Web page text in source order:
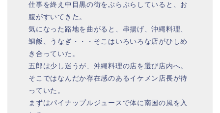
仕事を終え中目黒の街をぶらぶらしていると、お
腹がすいてきた。
気になった路地を曲がると、串揚げ、沖縄料理、
鯛飯、うなぎ・・・そこはいろいろな店がひしめ
き合っていた。
五郎は少し迷うが、沖縄料理の店を選び店内へ。
そこではなんだか存在感のあるイケメン店長が待
っていた。
まずはパイナップルジュースで体に南国の風を入